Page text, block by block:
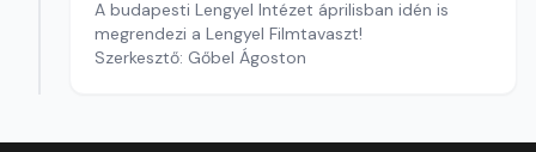
A budapesti Lengyel Intézet áprilisban idén is
megrendezi a Lengyel Filmtavaszt!
Szerkesztő: Gőbel Ágoston